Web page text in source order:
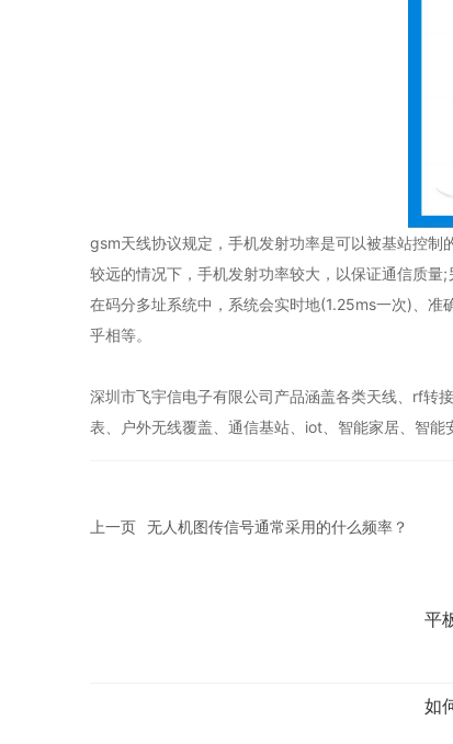
gsm天线协议规定，手机发射功率是可以被基站控
较远的情况下，手机发射功率较大，以保证通信质量
在码分多址系统中，系统会实时地(1.25ms一次)、
乎相等。
深圳市飞宇信电子有限公司产品涵盖各类天线、rf
表、户外无线覆盖、通信基站、iot、智能家居、智
上一页 无人机图传信号通常采用的什么频率？
平
如